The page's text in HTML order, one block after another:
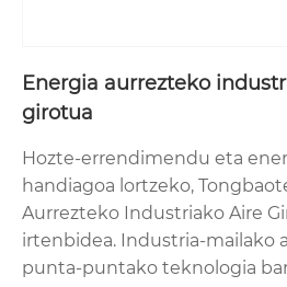
Energia aurrezteko
girotua
Hozte-errendimendu eta
handiagoa lortzeko,
Aurrezteko Industriako Aire
irtenbidea. Industria-mailako
punta-puntako teknologia